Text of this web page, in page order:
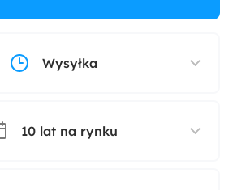
Wysyłka
10 lat na rynku